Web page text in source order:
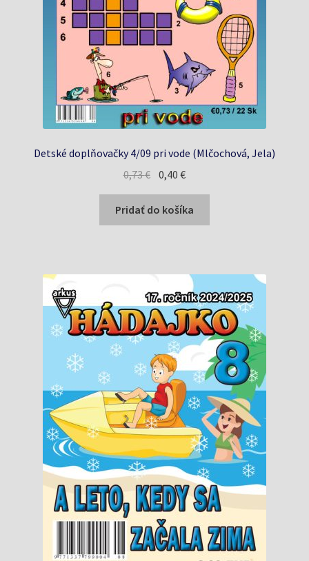
Detské doplňovačky 4/09 pri vode (Mlčochová, Jela)
0,73€ Pôvodná
bola:
0,73 €.
0,40€Aktuálna
je:
0,40 €.
Pridať do košíka